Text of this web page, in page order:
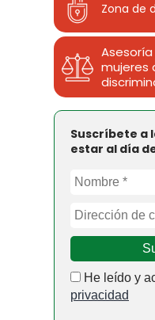
Zona de
mujeres
Suscríbete a
estar al día
He leído y
privacidad